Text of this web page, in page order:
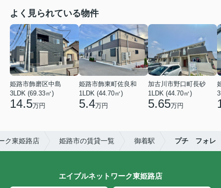
よく見られている物件
姫路市飾磨区中島
3LDK (69.33㎡)
14.5万円
姫路市飾東町佐良和
1LDK (44.70㎡)
5.4万円
加古川市野口町長砂
1LDK (44.70㎡)
5.65万円
ク東姫路店 姫路市の賃貸一覧 御着駅 プチ フォレ
エイブルネットワーク東姫路店